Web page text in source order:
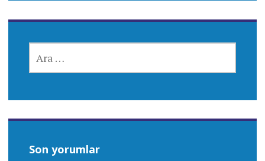
Son yorumlar